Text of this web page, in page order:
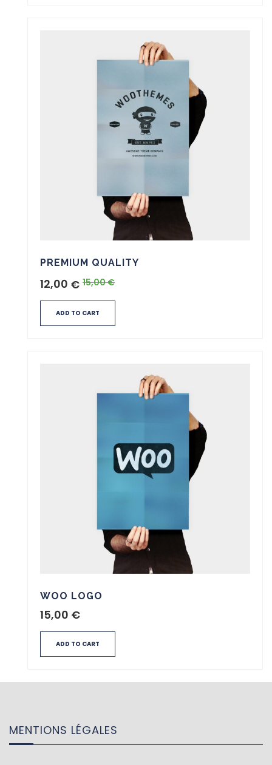
PREMIUM QUALITY
15,00€
12,00 €
ADD TO CART
WOO LOGO
15,00 €
ADD TO CART
MENTIONS LÉGALES